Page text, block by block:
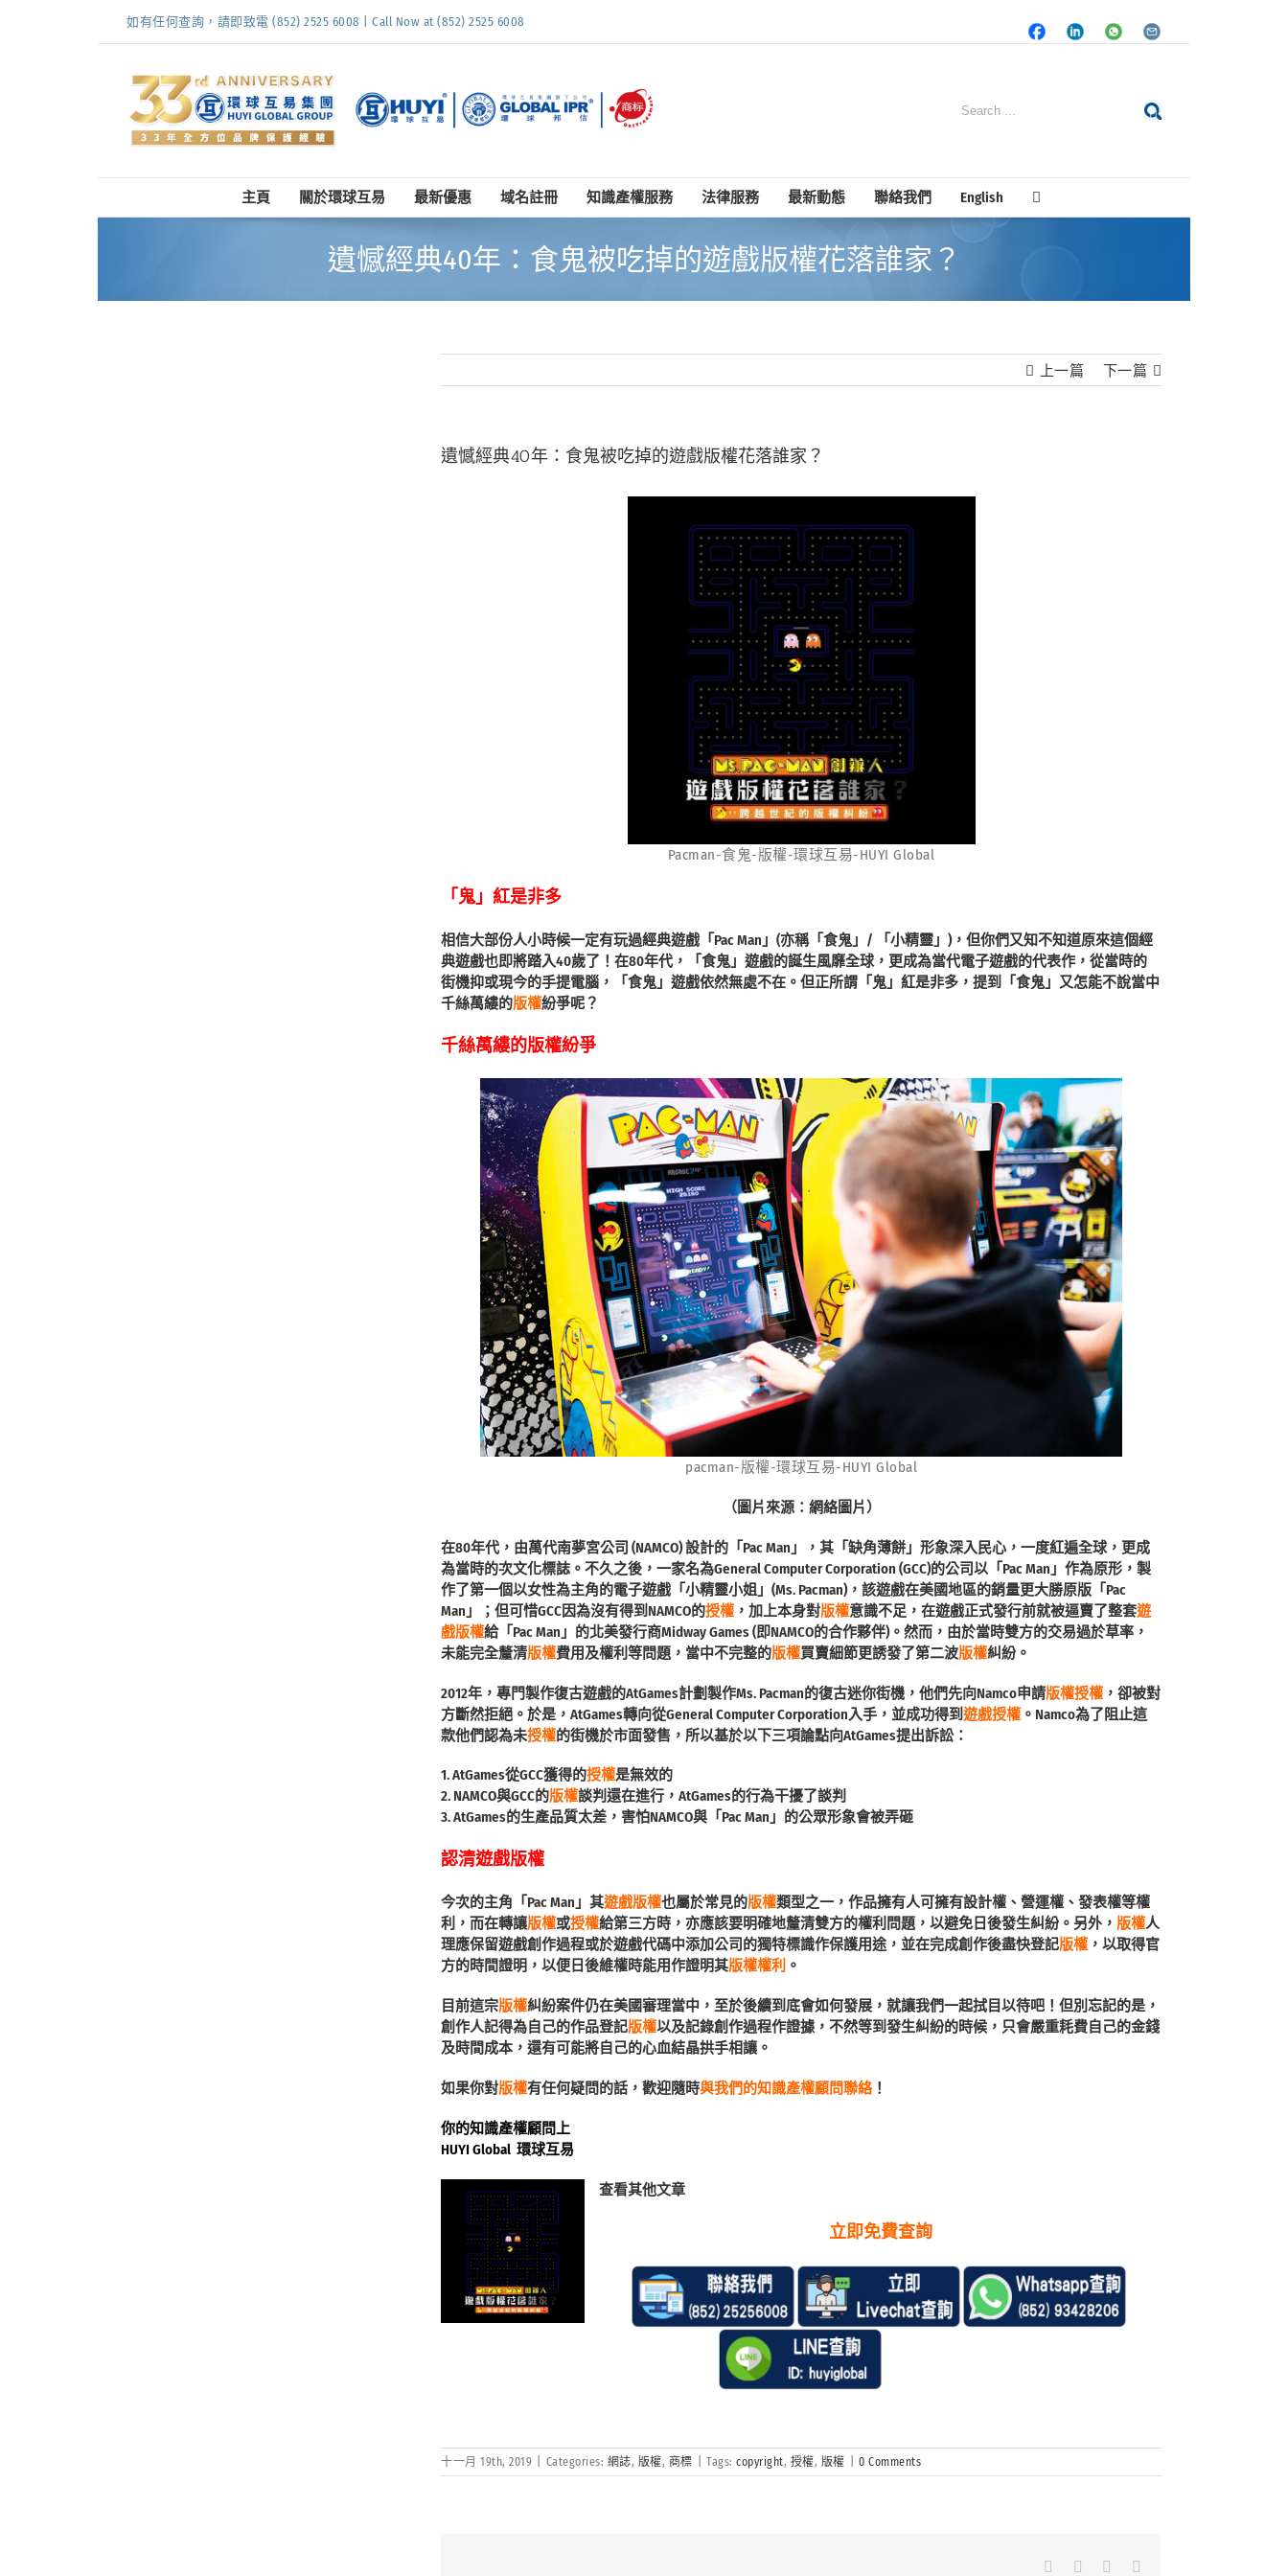
如有任何查詢，請即致電 (852) 2525 6008 | Call Now at (852) 2525 6008
FacebookLinkedInWhatsapp
Email
Search
主頁 關於環球互易 最新優惠 域名註冊 知識產權服務 法律服務 最新動態 聯絡我們 English
遺憾經典40年：食鬼被吃掉的遊戲版權花落誰家？
上一篇 下一篇
遺憾經典40年：食鬼被吃掉的遊戲版權花落誰家？
Pacman-食鬼-版權-環球互易-HUYI Global
「鬼」紅是非多
相信大部份人小時候一定有玩過經典遊戲「Pac Man」(亦稱「食鬼」/ 「小精靈」)，但你們又知不知道原來這個經
典遊戲也即將踏入40歲了！在80年代，「食鬼」遊戲的誕生風靡全球，更成為當代電子遊戲的代表作，從當時的
街機抑或現今的手提電腦，「食鬼」遊戲依然無處不在。但正所謂「鬼」紅是非多，提到「食鬼」又怎能不說當中
千絲萬縷的版權紛爭呢？
千絲萬縷的版權紛爭
pacman-版權-環球互易-HUYI Global
（圖片來源：網絡圖片）
在80年代，由萬代南夢宮公司 (NAMCO) 設計的「Pac Man」，其「缺角薄餅」形象深入民心，一度紅遍全球，更成
為當時的次文化標誌。不久之後，一家名為General Computer Corporation (GCC)的公司以「Pac Man」作為原形，製
作了第一個以女性為主角的電子遊戲「小精靈小姐」(Ms. Pacman)，該遊戲在美國地區的銷量更大勝原版「Pac
Man」；但可惜GCC因為沒有得到NAMCO的授權 ，加上本身對版權意識不足，在遊戲正式發行前就被逼賣了整套遊
戲版權給「Pac Man」的北美發行商Midway Games (即NAMCO的合作夥伴)。然而，由於當時雙方的交易過於草率，
未能完全釐清版權費用及權利等問題，當中不完整的版權買賣細節更誘發了第二波版權糾紛。
2012年，專門製作復古遊戲的AtGames計劃製作Ms. Pacman的復古迷你街機，他們先向Namco申請版權授權 ，卻被對
方斷然拒絕。於是，AtGames轉向從General Computer Corporation入手，並成功得到遊戲授權 。Namco為了阻止這
款他們認為未授權的街機於市面發售，所以基於以下三項論點向AtGames提出訴訟：
1. AtGames從GCC獲得的授權是無效的
2. NAMCO與GCC的版權談判還在進行，AtGames的行為干擾了談判
3. AtGames的生產品質太差，害怕NAMCO與「Pac Man」的公眾形象會被弄砸
認清遊戲版權
今次的主角「Pac Man」其遊戲版權也屬於常見的版權類型之一，作品擁有人可擁有設計權、營運權、發表權等權
利，而在轉讓版權或授權給第三方時，亦應該要明確地釐清雙方的權利問題，以避免日後發生糾紛。另外， 版權人
理應保留遊戲創作過程或於遊戲代碼中添加公司的獨特標識作保護用途，並在完成創作後盡快登記版權 ，以取得官
方的時間證明，以便日後維權時能用作證明其版權權利 。
目前這宗版權糾紛案件仍在美國審理當中，至於後續到底會如何發展，就讓我們一起拭目以待吧！但別忘記的是，
創作人記得為自己的作品登記版權以及記錄創作過程作證據，不然等到發生糾紛的時候，只會嚴重耗費自己的金錢
及時間成本，還有可能將自己的心血結晶拱手相讓。
如果你對版權有任何疑問的話，歡迎隨時與我們的知識產權顧問聯絡！
你的知識產權顧問上
HUYI Global 環球互易
查看其他文章
立即免費查詢
十一月 19th, 2019 Categories: 網誌, 版權, 商標 Tags:copyright, 授權, 版權 0 Comments
FacebookLinkedInWhatsapp